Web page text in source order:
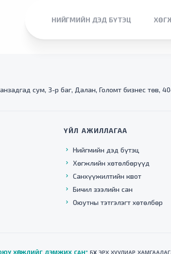
НИЙГМИЙН ДЭД БҮТЭЦ
сум, 3-р баг, Далан, Голомт бизнес төв,
ҮЙЛ АЖИЛЛАГАА
Нийгмийн дэд бүтэц
Хөгжлийн хөтөлбөрүүд
Санхүүжилтийн квот
Бичил зээлийн сан
Оюутны тэтгэлэгт хөтөлбөр
ХӨГЖЛИЙГ ДЭМЖИХ САН" БҮХ ЭРХ ХУУЛИАР